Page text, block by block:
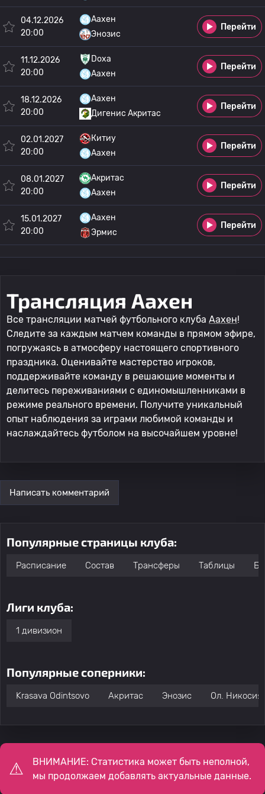
04.12.2026
20:00
Аахен
Энозис
Перейти
11.12.2026
20:00
Doxa
Аахен
Перейти
18.12.2026
20:00
Аахен
Дигенис Акритас
Перейти
02.01.2027
20:00
Китиу
Аахен
Перейти
08.01.2027
20:00
Акритас
Аахен
Перейти
15.01.2027
20:00
Аахен
Эрмис
Перейти
Трансляция Аахен
Все трансляции матчей футбольного клуба Аахен!
Следите за каждым матчем команды в прямом эфире,
погружаясь в атмосферу настоящего спортивного
праздника. Оценивайте мастерство игроков,
поддерживайте команду в решающие моменты и
делитесь переживаниями с единомышленниками в
режиме реального времени. Получите уникальный
опыт наблюдения за играми любимой команды и
наслаждайтесь футболом на высочайшем уровне!
Написать комментарий
Популярные страницы клуба:
Расписание Состав Трансферы Таблицы
Лиги клуба:
1 дивизион
Популярные соперники:
Krasava Odintsovo Акритас Энозис Ол. Никосия
ВНИМАНИЕ: Статистика может быть неполной,
мы продолжаем добавлять актуальные данные.